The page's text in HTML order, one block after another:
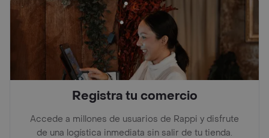
Registra tu comercio
Accede a millones de usuarios de Rappi y disfrute
de una logística inmediata sin salir de tu tienda.